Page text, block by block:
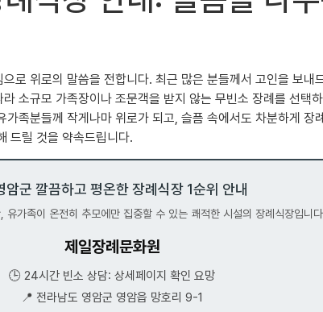
로 위로의 말씀을 전합니다. 최근 많은 분들께서 고인을 보
소규모 가족장이나 조문객을 받지 않는 무빈소 장례를 선택
족분들께 작게나마 위로가 되고, 슬픔 속에서도 차분하게
드릴 것을 약속드립니다.
군 깔끔하고 평온한 장례식장 1순위 안내
유가족이 온전히 추모에만 집중할 수 있는 쾌적한 시설의 장례식장입니
제일장례문화원
🕒 24시간 빈소 상담: 상세페이지 확인 요망
📍 전라남도 영암군 영암읍 망호리 9-1